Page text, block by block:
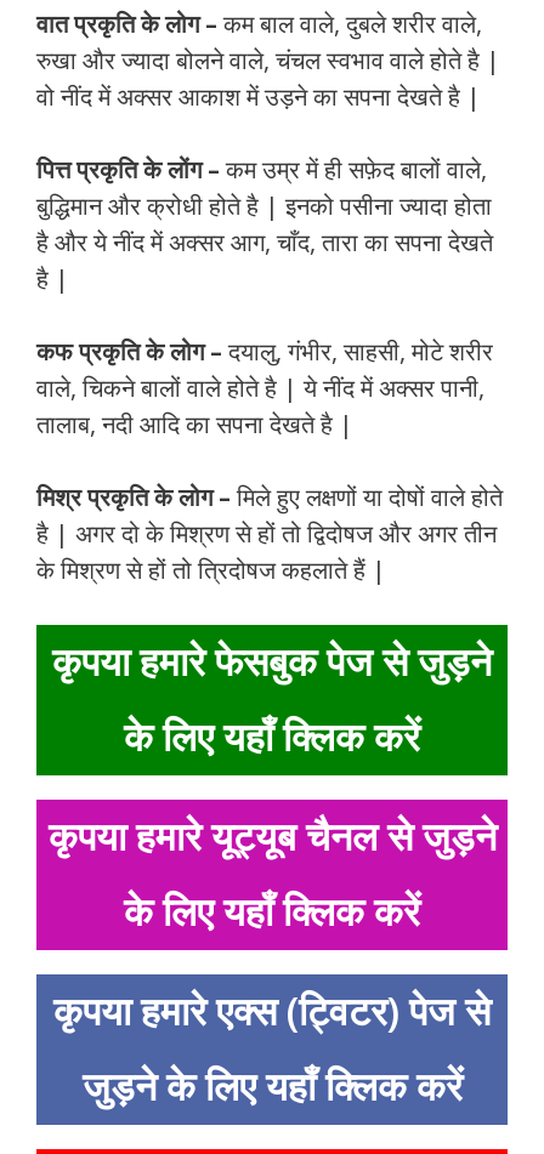
वात प्रकृति के लोग –कम बाल वाले, दुबले शरीर वाले,
रुखा और ज्यादा बोलने वाले, चंचल स्वभाव वाले होते है |
वो नींद में अक्सर आकाश में उड़ने का सपना देखते है |
पित्त प्रकृति के लोंग –कम उम्र में ही सफ़ेद बालों वाले,
बुद्धिमान और क्रोधी होते है | इनको पसीना ज्यादा होता
है और ये नींद में अक्सर आग, चाँद, तारा का सपना देखते
है |
कफ प्रकृति के लोग –दयालु, गंभीर, साहसी, मोटे शरीर
वाले, चिकने बालों वाले होते है | ये नींद में अक्सर पानी,
तालाब, नदी आदि का सपना देखते है |
मिश्र प्रकृति के लोग –मिले हुए लक्षणों या दोषों वाले होते
है | अगर दो के मिश्रण से हों तो द्विदोषज और अगर तीन
के मिश्रण से हों तो त्रिदोषज कहलाते हैं |
कृपया हमारे फेसबुक पेज से जुड़ने
के लिए यहाँ क्लिक करें
कृपया हमारे यूट्यूब चैनल से जुड़ने
के लिए यहाँ क्लिक करें
कृपया हमारे एक्स (ट्विटर) पेज से
जुड़ने के लिए यहाँ क्लिक करें